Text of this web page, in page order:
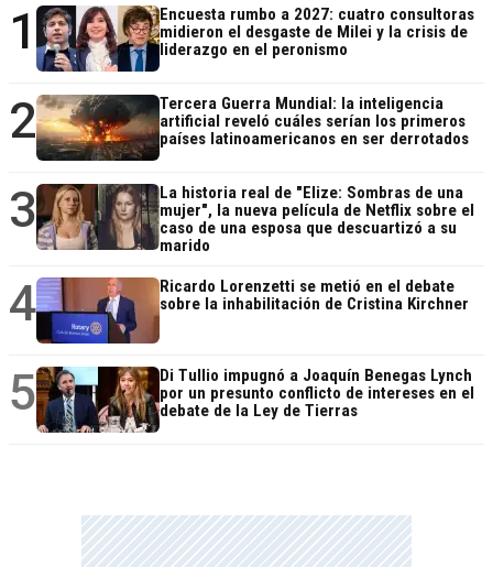
1
Encuesta rumbo a 2027: cuatro consultoras
midieron el desgaste de Milei y la crisis de
liderazgo en el peronismo
2
Tercera Guerra Mundial: la inteligencia
artificial reveló cuáles serían los primeros
países latinoamericanos en ser derrotados
3
La historia real de "Elize: Sombras de una
mujer", la nueva película de Netflix sobre el
caso de una esposa que descuartizó a su
marido
4
Ricardo Lorenzetti se metió en el debate
sobre la inhabilitación de Cristina Kirchner
5
Di Tullio impugnó a Joaquín Benegas Lynch
por un presunto conflicto de intereses en el
debate de la Ley de Tierras